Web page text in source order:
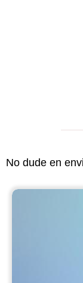
No dude en